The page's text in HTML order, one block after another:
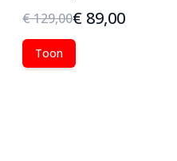
€ 129,00€ 89,00
Toon